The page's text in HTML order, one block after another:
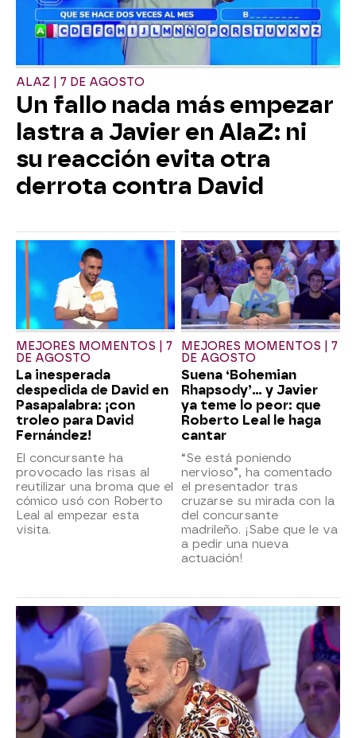
ALAZ | 7 DE AGOSTO
Un fallo nada más empezar
lastra a Javier en AlaZ: ni
su reacción evita otra
derrota contra David
MEJORES MOMENTOS | 7
DE AGOSTO
La inesperada
despedida de David en
Pasapalabra: ¡con
troleo para David
Fernández!
El concursante ha
provocado las risas al
reutilizar una broma que el
cómico usó con Roberto
Leal al empezar esta
visita.
MEJORES MOMENTOS | 7
DE AGOSTO
Suena ‘Bohemian
Rhapsody’... y Javier
ya teme lo peor: que
Roberto Leal le haga
cantar
“Se está poniendo
nervioso”, ha comentado
el presentador tras
cruzarse su mirada con la
del concursante
madrileño. ¡Sabe que le va
a pedir una nueva
actuación!